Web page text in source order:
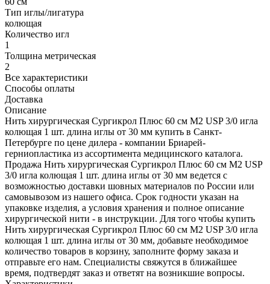
Тип иглы/лигатура
колющая
Количество игл
1
Толщина метрическая
2
Все характеристики
Способы оплаты
Доставка
Описание
Нить хирургическая Сургикрол Плюс 60 см М2 USP 3/0 игла
колющая 1 шт. длина иглы от 30 мм купить в Санкт-
Петербурге по цене дилера - компании Бриарей-
герниопластика из ассортимента медицинского каталога.
Продажа Нить хирургическая Сургикрол Плюс 60 см М2 USP
3/0 игла колющая 1 шт. длина иглы от 30 мм ведется с
возможностью доставки шовных материалов по России или
самовывозом из нашего офиса. Срок годности указан на
упаковке изделия, а условия хранения и полное описание
хирургической нити - в инструкции. Для того чтобы купить
Нить хирургическая Сургикрол Плюс 60 см М2 USP 3/0 игла
колющая 1 шт. длина иглы от 30 мм, добавьте необходимое
количество товаров в корзину, заполните форму заказа и
отправьте его нам. Специалисты свяжутся в ближайшее
время, подтвердят заказ и ответят на возникшие вопросы.